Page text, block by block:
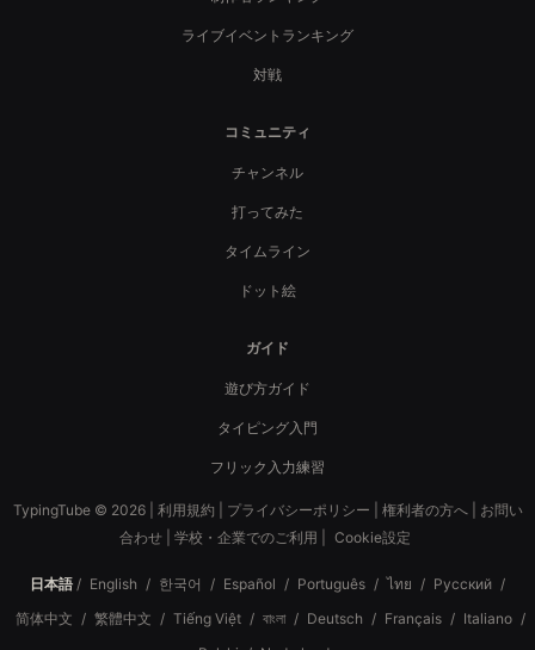
ライブイベントランキング
対戦
コミュニティ
チャンネル
打ってみた
タイムライン
ドット絵
ガイド
遊び方ガイド
タイピング入門
フリック入力練習
TypingTube © 2026 | 利用規約 プライバシーポリシー 権利者の方へ| お問い
合わせ
学校・企業でのご利用 Cookie設定
日本語 / English / 한국어 / Español / Português / ไทย / Русский /
简体中文 / 繁體中文 / Tiếng Việt / বাংলা / Deutsch / Français / Italiano /